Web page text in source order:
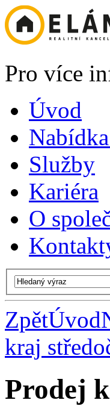
Pro více
Úvod
Služby
Kariéra
O
ZpětÚvod
kraj
Prodej